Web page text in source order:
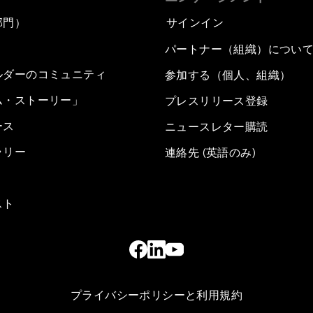
）
ーのコミュニティ
ストーリー」
リー
サインイン
パートナー（組織）につい
参加する（個人、組織）
プレスリリース登録
ニュースレター購読
連絡先 (英語のみ)
プライバシーポリシーと利用規約